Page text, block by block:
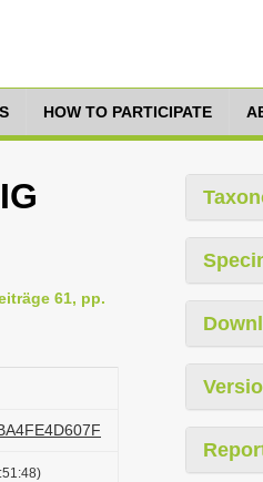
HOW TO PARTICIPATE
61, pp.